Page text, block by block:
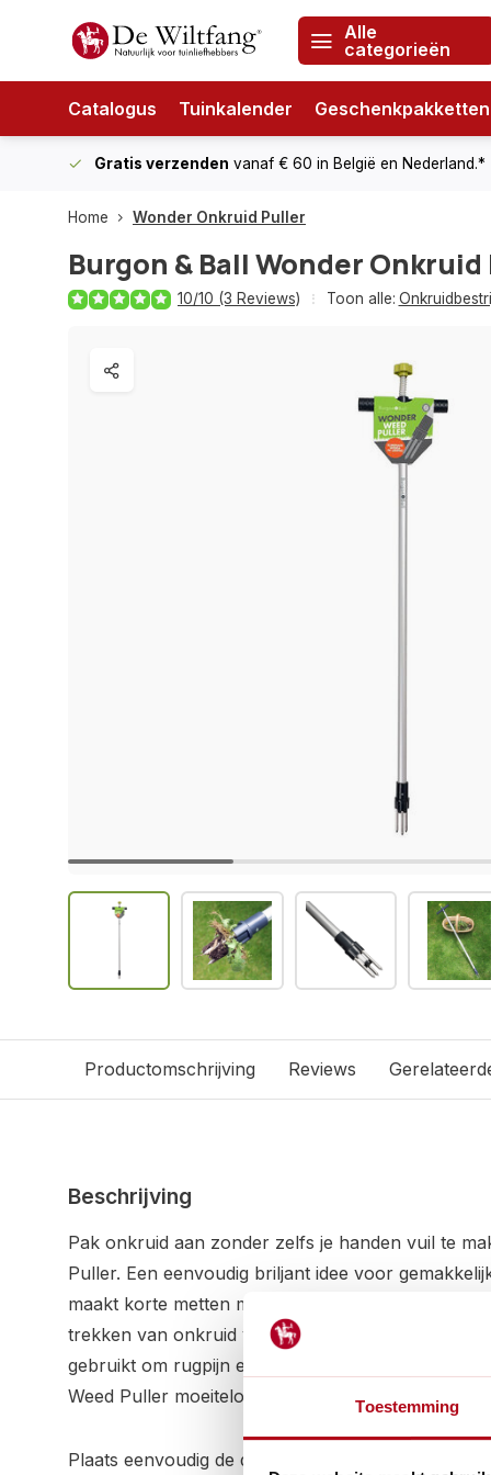
Toestemming
Alle
categorieën
Catalogus Tuinkalender Geschenkpakketten
Gratis verzenden vanaf € 60 in België en Nederland.*
Home Wonder Onkruid Puller
Burgon & Ball Wonder
10/10 (3 Reviews) Toon alle:
Productomschrijving Reviews
Beschrijving
Pak onkruid aan zonder zelfs je handen vuil te
Puller. Een eenvoudig briljant idee voor
maakt korte metten met onkruid en is een
trekken van onkruid voor elke gazonbezitter.
gebruikt om rugpijn en bukken te voorkomen, is
Weed Puller moeiteloos.
Plaats eenvoudig de drie roestvrijstalen tanden in